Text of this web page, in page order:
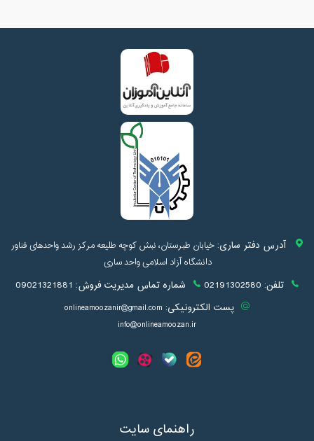
آدرس دفتر ساری:خیابان طبرستان، نبش کوچه طلیعه مرکز رشد واحدهای فناور
دانشگاه آزاد اسلامی واحد ساری
تلفن: 02191302580 شماره تماس مدیریت فروش: 09021321881
پست الکترونیکی: onlineamoozanir@gmail.com
info@onlineamoozan.ir
راهنمای سایت